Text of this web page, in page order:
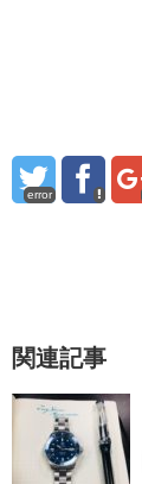
error
関連記事